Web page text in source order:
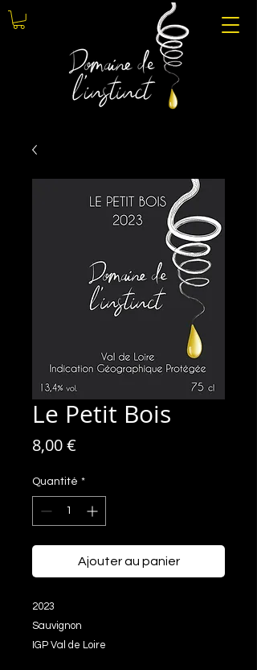
Le Petit Bois
8,00 €
Quantité *
Ajouter au panier
2023
Sauvignon
IGP Val de Loire